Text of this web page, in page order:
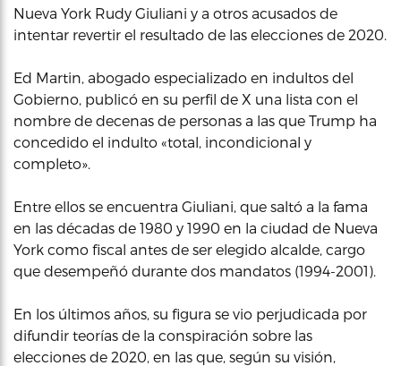
Nueva York Rudy Giuliani y a otros acusados de
intentar revertir el resultado de las elecciones de 2020.
Ed Martin, abogado especializado en indultos del
Gobierno, publicó en su perfil de X una lista con el
nombre de decenas de personas a las que Trump ha
concedido el indulto «total, incondicional y
completo».
Entre ellos se encuentra Giuliani, que saltó a la fama
en las décadas de 1980 y 1990 en la ciudad de Nueva
York como fiscal antes de ser elegido alcalde, cargo
que desempeñó durante dos mandatos (1994-2001).
En los últimos años, su figura se vio perjudicada por
difundir teorías de la conspiración sobre las
elecciones de 2020, en las que, según su visión,